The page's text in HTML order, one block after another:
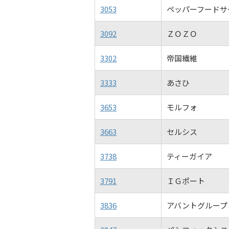
3053 ペッパーフード
3092 ＺＯＺＯ
3302 帝国繊維
3333 あさひ
3653 モルフォ
3663 セルシス
3738 ティーガイア
3791 ＩＧポート
3836 アバントグループ